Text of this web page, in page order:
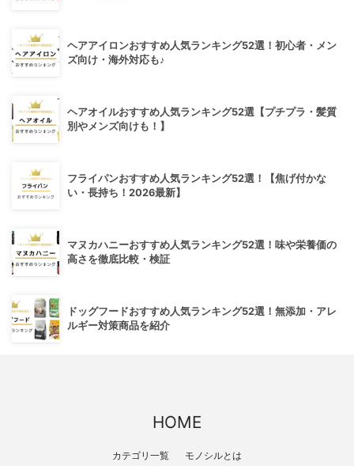
ヘアアイロンおすすめ人気ランキング52選！初心者・メン
ズ向け・海外対応も♪
ヘアオイルおすすめ人気ランキング52選【プチプラ・髪質
別やメンズ向けも！】
フライパンおすすめ人気ランキング52選！【焦げ付かな
い・長持ち！2026最新】
マヌカハニーおすすめ人気ランキング52選！味や栄養価の
高さを徹底比較・検証
ドッグフードおすすめ人気ランキング52選！無添加・アレ
ルギー対策商品を紹介
HOME
カテゴリ一覧 モノシルとは